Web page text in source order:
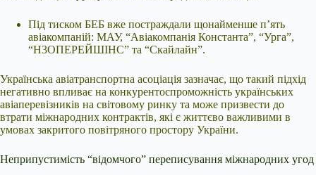
Під тиском БЕБ вже постраждали щонайменше п’ять
авіакомпаній: МАУ, “Авіакомпанія Константа”, “Урга”,
“Н3ОПЕРЕЙШІНС” та “Скайлайн”.
Українська авіатранспортна асоціація зазначає, що такий підхід
негативно впливає на конкурентоспроможність українських
авіаперевізників на світовому ринку та може призвести до
втрати міжнародних контрактів, які є життєво важливими в
умовах закритого повітряного простору України.
Неприпустимість “відомчого” переписування міжнародних угод